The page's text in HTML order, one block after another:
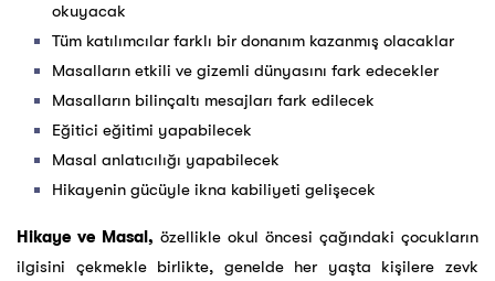
okuyacak
Tüm katılımcılar farklı bir donanım kazanmış olacaklar
Masalların etkili ve gizemli dünyasını fark edecekler
Masalların bilinçaltı mesajları fark edilecek
Eğitici eğitimi yapabilecek
Masal anlatıcılığı yapabilecek
Hikayenin gücüyle ikna kabiliyeti gelişecek
Hikaye ve Masal, özellikle okul öncesi çağındaki çocukların
ilgisini çekmekle birlikte, genelde her yaşta kişilere zevk